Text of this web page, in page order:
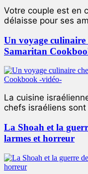
Votre couple est en
délaisse pour ses
Un voyage culinaire
Samaritan
La cuisine
chefs israéliens
La Shoah et la
larmes et horreur